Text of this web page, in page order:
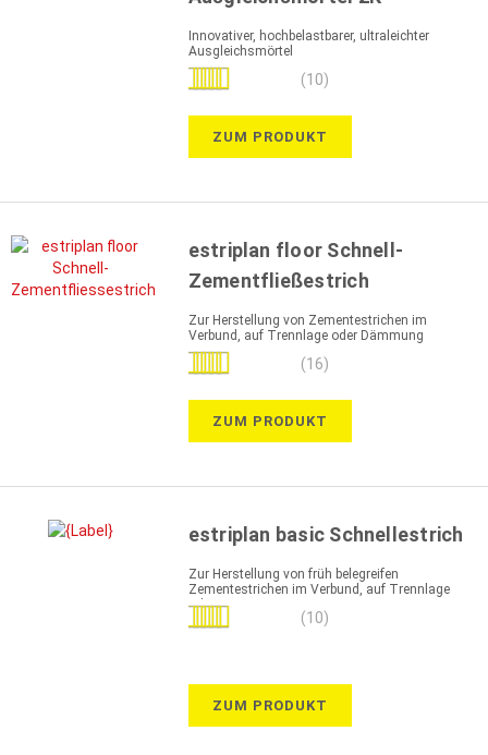
Innovativer, hochbelastbarer, ultraleichter
Ausgleichsmörtel
Bewertung:
(10)
ZUM PRODUKT
estriplan floor Schnell-
Zementfließestrich
Zur Herstellung von Zementestrichen im
Verbund, auf Trennlage oder Dämmung
Bewertung:
(16)
ZUM PRODUKT
estriplan basic Schnellestrich
Zur Herstellung von früh belegreifen
Zementestrichen im Verbund, auf Trennlage
oder Dämmung
Bewertung: (10)
ZUM PRODUKT